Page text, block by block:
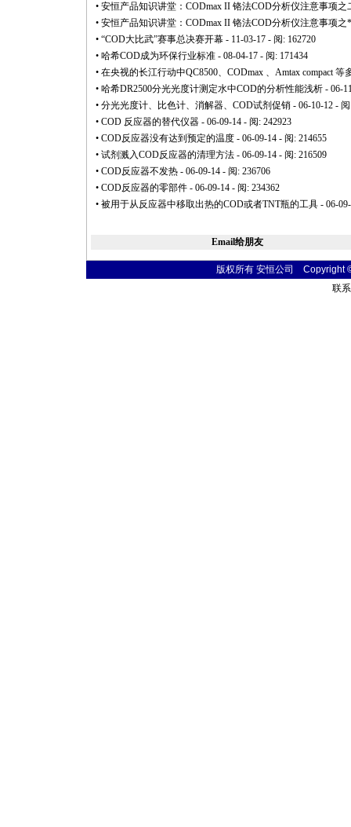
• 安恒产品知识讲堂：CODmax II 铬法COD分析仪注意事项之
• 安恒产品知识讲堂：CODmax II 铬法COD分析仪注意事项之*
• “COD大比武”赛事总决赛开幕 - 11-03-17 - 阅: 162720
• 哈希COD成为环保行业标准 - 08-04-17 - 阅: 171434
• 在央视的长江行动中QC8500、CODmax 、Amtax compact
• 哈希DR2500分光光度计测定水中COD的分析性能浅析 - 06-
• 分光光度计、比色计、消解器、COD试剂促销 - 06-10-12 -
• COD 反应器的替代仪器 - 06-09-14 - 阅: 242923
• COD反应器没有达到预定的温度 - 06-09-14 - 阅: 214655
• 试剂溅入COD反应器的清理方法 - 06-09-14 - 阅: 216509
• COD反应器不发热 - 06-09-14 - 阅: 236706
• COD反应器的零部件 - 06-09-14 - 阅: 234362
• 被用于从反应器中移取出热的COD或者TNT瓶的工具 - 06-
Email给朋友
版权所有 安恒公司 Copyright
联